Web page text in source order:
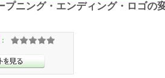
プニング・エンディング・ロゴの